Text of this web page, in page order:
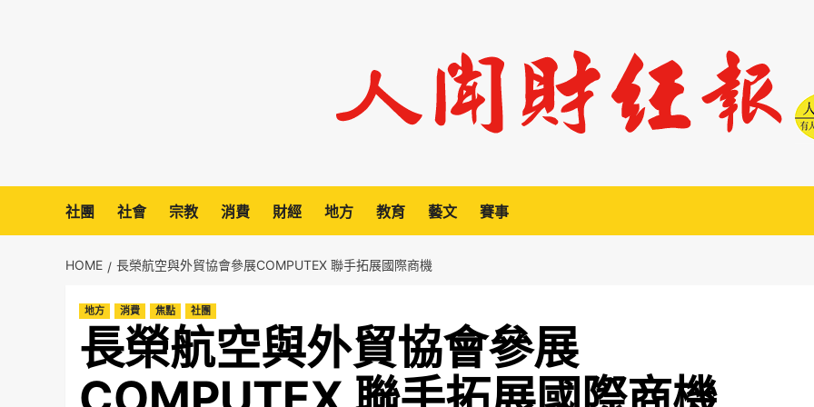
社團 社會 宗教 消費 財經 地方 教育 藝文 賽事
HOME 長榮航空與外貿協會參展COMPUTEX 聯手拓展國際商機
地方 消費 焦點 社團
長榮航空與外貿協會參展